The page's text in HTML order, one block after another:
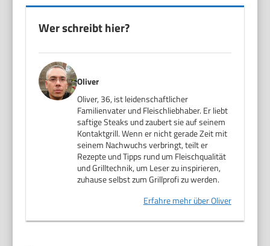
Wer schreibt hier?
Oliver
Oliver, 36, ist leidenschaftlicher
Familienvater und Fleischliebhaber. Er liebt
saftige Steaks und zaubert sie auf seinem
Kontaktgrill. Wenn er nicht gerade Zeit mit
seinem Nachwuchs verbringt, teilt er
Rezepte und Tipps rund um Fleischqualität
und Grilltechnik, um Leser zu inspirieren,
zuhause selbst zum Grillprofi zu werden.
Erfahre mehr über Oliver